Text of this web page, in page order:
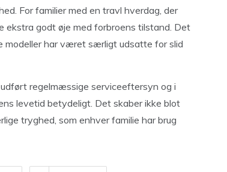
For familier med en travl hverdag, der
ekstra godt øje med forbroens tilstand. Det
modeller har været særligt udsatte for slid
regelmæssige serviceeftersyn og i
levetid betydeligt. Det skaber ikke blot
tryghed, som enhver familie har brug